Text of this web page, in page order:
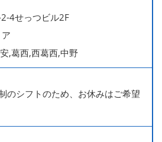
4せっつビル2F
,葛西,西葛西,中野
のシフトのため、お休みはご希望